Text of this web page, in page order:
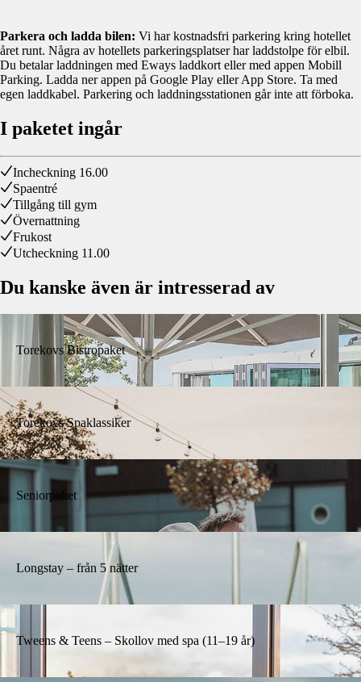
Parkera och ladda bilen: Vi har kostnadsfri parkering kring hotellet
året runt. Några av hotellets parkeringsplatser har laddstolpe för elbil.
Du betalar laddningen med Eways laddkort eller med appen Mobill
Parking. Ladda ner appen på Google Play eller App Store. Ta med
egen laddkabel. Parkering och laddningsstationen går inte att förboka.
I paketet ingår
Incheckning 16.00
Spaentré
Tillgång till gym
Övernattning
Frukost
Utcheckning 11.00
Du kanske även är intresserad av
Torekovs Bistropaket
Torekovs Spaklassiker
Seniorpaket
Longstay – från 5 nätter
Tweens & Teens – Skollov med spa (11–19 år)